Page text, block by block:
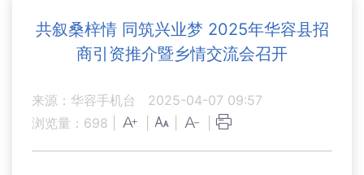
共叙桑梓情 同筑兴业梦 2025年华容县招
商引资推介暨乡情交流会召开
来源：华容手机台
2025-04-07 09:57
浏览量： 698